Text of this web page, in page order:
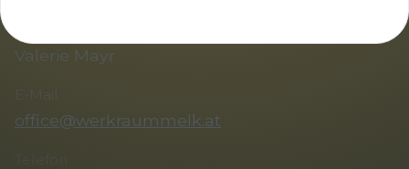
Valerie Mayr
office@werkraummelk.at